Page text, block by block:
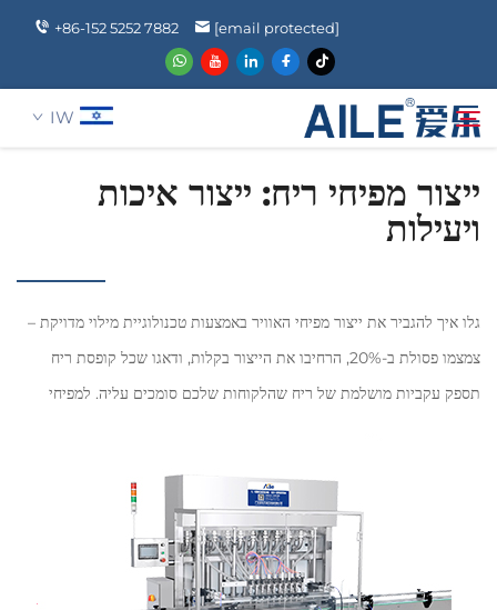
+86-152 5252 7882 [email protected]
IW
אודותינו
חֲדָשִים
ייצור מפיחי ריח: ייצור איכות
ויעילות
גלו איך להגביר את ייצור מפיחי האוויר באמצעות טכנולוגיית מילוי מדויקת –
צמצמו פסולת ב-20%, הרחיבו את הייצור בקלות, ודאגו שכל קופסת ריח
תספק עקביות מושלמת של ריח שהלקוחות שלכם סומכים עליה. למפיחי